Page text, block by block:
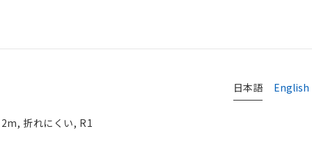
日本語 English
折れにくい, R1